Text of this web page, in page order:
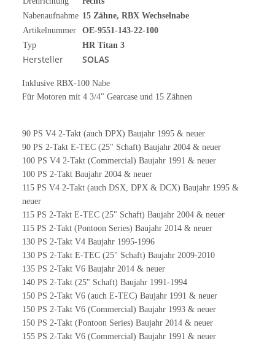
Nabenaufnahme 15 Zähne, RBX Wechselnabe
Artikelnummer
OE-9551-143-22-100
Typ
HR Titan 3
Hersteller SOLAS
Inklusive RBX-100 Nabe
Für Motoren mit 4 3/4" Gearcase und 15 Zähnen
90 PS V4 2-Takt (auch DPX) Baujahr 1995 & neuer
90 PS 2-Takt E-TEC (25" Schaft) Baujahr 2004 & neuer
100 PS V4 2-Takt (Commercial) Baujahr 1991 & neuer
100 PS 2-Takt Baujahr 2004 & neuer
115 PS V4 2-Takt (auch DSX, DPX & DCX) Baujahr 1995 &
neuer
115 PS 2-Takt E-TEC (25" Schaft) Baujahr 2004 & neuer
115 PS 2-Takt (Pontoon Series) Baujahr 2014 & neuer
130 PS 2-Takt V4 Baujahr 1995-1996
130 PS 2-Takt E-TEC (25" Schaft) Baujahr 2009-2010
135 PS 2-Takt V6 Baujahr 2014 & neuer
140 PS 2-Takt (25" Schaft) Baujahr 1991-1994
150 PS 2-Takt V6 (auch E-TEC) Baujahr 1991 & neuer
150 PS 2-Takt V6 (Commercial) Baujahr 1993 & neuer
150 PS 2-Takt (Pontoon Series) Baujahr 2014 & neuer
155 PS 2-Takt V6 (Commercial) Baujahr 1991 & neuer